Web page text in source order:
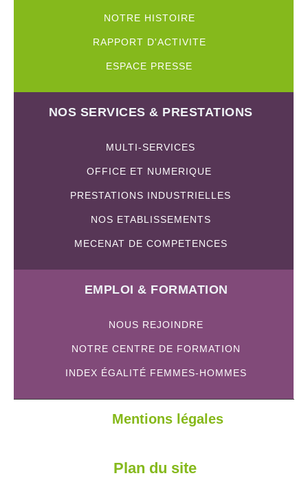
NOTRE HISTOIRE
RAPPORT D'ACTIVITE
ESPACE PRESSE
NOS SERVICES & PRESTATIONS
MULTI-SERVICES
OFFICE ET NUMERIQUE
PRESTATIONS INDUSTRIELLES
NOS ETABLISSEMENTS
MECENAT DE COMPETENCES
EMPLOI & FORMATION
NOUS REJOINDRE
NOTRE CENTRE DE FORMATION
INDEX ÉGALITÉ FEMMES-HOMMES
Mentions légales
Plan du site